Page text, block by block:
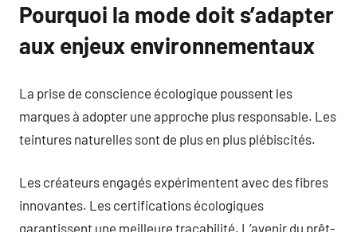
Pourquoi la mode doit s’adapter
aux enjeux environnementaux
La prise de conscience écologique poussent les
marques à adopter une approche plus responsable. Les
teintures naturelles sont de plus en plus plébiscités.
Les créateurs engagés expérimentent avec des fibres
innovantes. Les certifications écologiques
garantissent une meilleure traçabilité. L’avenir du prêt-